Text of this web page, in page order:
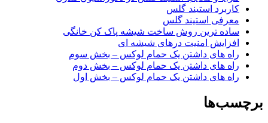
کاربرد استیند گلس
معرفی استیند گلس
ساده ترین روش ساخت شیشه پاک کن خانگی
افزایش امنیت درهای شیشه ای
راه های داشتن یک حمام لوکس – بخش سوم
راه های داشتن یک حمام لوکس – بخش دوم
راه های داشتن یک حمام لوکس – بخش اول
برچسب‌ها